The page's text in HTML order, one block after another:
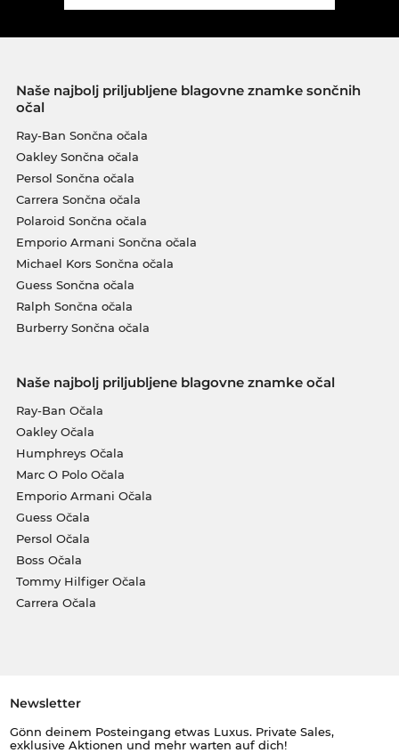
Naše najbolj priljubljene blagovne znamke sončnih
očal
Ray-Ban Sončna očala
Oakley Sončna očala
Persol Sončna očala
Carrera Sončna očala
Polaroid Sončna očala
Emporio Armani Sončna očala
Michael Kors Sončna očala
Guess Sončna očala
Ralph Sončna očala
Burberry Sončna očala
Naše najbolj priljubljene blagovne znamke očal
Ray-Ban Očala
Oakley Očala
Humphreys Očala
Marc O Polo Očala
Emporio Armani Očala
Guess Očala
Persol Očala
Boss Očala
Tommy Hilfiger Očala
Carrera Očala
Newsletter
Gönn deinem Posteingang etwas Luxus. Private Sales,
exklusive Aktionen und mehr warten auf dich!